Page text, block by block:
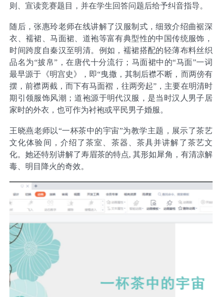
则、宣读竞赛题目，并在学生回答问题后给予纠音指导。
随后，张惠玲老师在线讲解了汉服制式，细致介绍曲裾深
衣、襦裙、马面裙、道袍等富有典型性的中国传统服饰，
时间跨度自秦汉至明清。例如， 襦裙搭配的轻薄布料丝织
品名为“披帛”，在唐代十分流行； 马面裙中的“马面”一词
最早源于《明宫史》，即“曳撒，其制后襟不断，而两傍有
摆，前襟两截，而下有马面褶，往两旁起”，主要在明清时
期引领服饰风潮；道袍源于明代汉服，是当时汉人男子居
家时的外衣，也可作为衬袍或平民男子婚服。
王晓燕老师以“一杯茶中的宇宙”为教学主题，展示了茶艺
文化体验间，介绍了茶室、茶器、茶具并讲解了茶艺文
化。她还特别讲解了寿眉茶的特点, 其形如犀角，有清凉解
毒、明目降火的奇效。